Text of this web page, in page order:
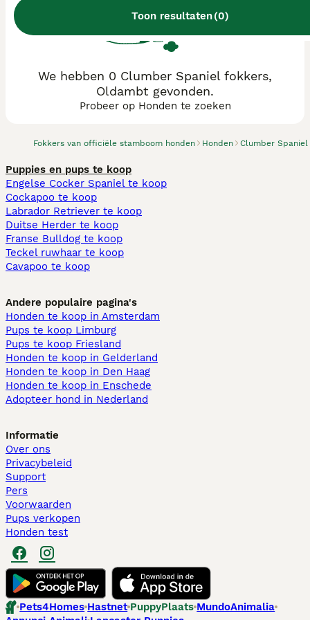
Toon resultaten(0)
Fokkers van officiële stamboom honden Honden Clumber Spaniel
We hebben 0 Clumber Spaniel fokkers,
Oldambt gevonden.
Probeer op Honden te zoeken
Puppies en pups te koop
Engelse Cocker Spaniel te koop
Cockapoo te koop
Labrador Retriever te koop
Duitse Herder te koop
Franse Bulldog te koop
Teckel ruwhaar te koop
Cavapoo te koop
Andere populaire pagina's
Honden te koop in Amsterdam
Pups te koop Limburg​
Pups te koop Friesland​
Honden te koop in Gelderland
Honden te koop in Den Haag
Honden te koop in Enschede
Adopteer hond in Nederland
Informatie
Over ons
Privacybeleid
Support
Pers
Voorwaarden
Pups verkopen
Honden test
Pets4Homes Hastnet PuppyPlaats MundoAnimalia